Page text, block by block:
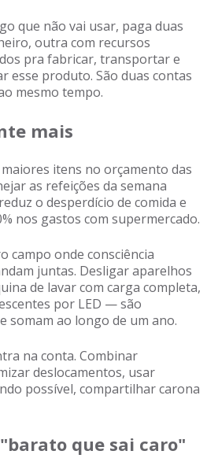
que não vai usar, paga duas
outra com recursos
pra fabricar, transportar e
esse produto. São duas contas
mesmo tempo.
mais
itens no orçamento das
as refeições da semana
o desperdício de comida e
nos gastos com supermercado.
campo onde consciência
juntas. Desligar aparelhos
de lavar com carga completa,
por LED — são
somam ao longo de um ano.
na conta. Combinar
deslocamentos, usar
possível, compartilhar carona
que sai caro"